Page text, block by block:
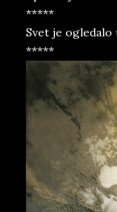
*****
Svet je ogledalo
*****